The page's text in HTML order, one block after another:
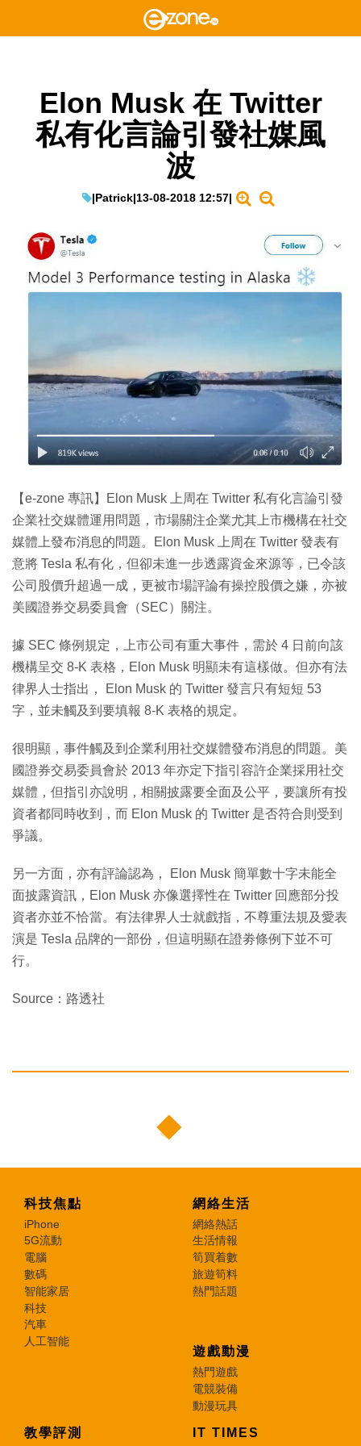
Elon Musk 在 Twitter
私有化言論引發社媒風
波
|Patrick|13-08-2018 12:57|
【e-zone 專訊】Elon Musk 上周在 Twitter 私有化言論引發
企業社交媒體運用問題，市場關注企業尤其上市機構在社交
媒體上發布消息的問題。Elon Musk 上周在 Twitter 發表有
意將 Tesla 私有化，但卻未進一步透露資金來源等，已令該
公司股價升超過一成，更被市場評論有操控股價之嫌，亦被
美國證券交易委員會（SEC）關注。
據 SEC 條例規定，上市公司有重大事件，需於 4 日前向該
機構呈交 8-K 表格，Elon Musk 明顯未有這樣做。但亦有法
律界人士指出， Elon Musk 的 Twitter 發言只有短短 53
字，並未觸及到要填報 8-K 表格的規定。
很明顯，事件觸及到企業利用社交媒體發布消息的問題。美
國證券交易委員會於 2013 年亦定下指引容許企業採用社交
媒體，但指引亦說明，相關披露要全面及公平，要讓所有投
資者都同時收到，而 Elon Musk 的 Twitter 是否符合則受到
爭議。
另一方面，亦有評論認為， Elon Musk 簡單數十字未能全
面披露資訊，Elon Musk 亦像選擇性在 Twitter 回應部分投
資者亦並不恰當。有法律界人士就戲指，不尊重法規及愛表
演是 Tesla 品牌的一部份，但這明顯在證劵條例下並不可
行。
Source：路透社
科技焦點
iPhone
5G流動
電腦
數碼
智能家居
科技
汽車
人工智能
網絡生活
網絡熱話
生活情報
筍買着數
旅遊筍料
熱門話題
遊戲動漫
熱門遊戲
電競裝備
動漫玩具
教學評測 IT TIMES